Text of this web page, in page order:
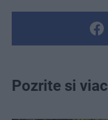
Pozrite si viac